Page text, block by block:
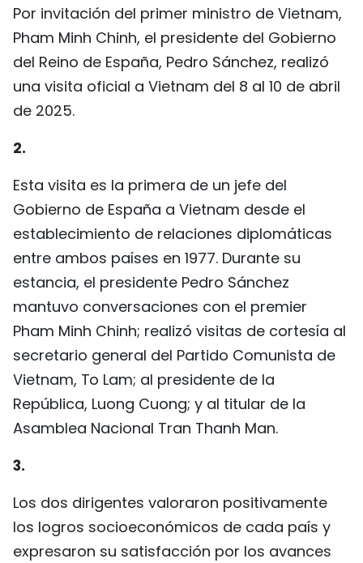
РУССКИЙ
Por invitación del primer ministro de Vietnam,
Pham Minh Chinh, el presidente del Gobierno
del Reino de España, Pedro Sánchez, realizó
una visita oficial a Vietnam del 8 al 10 de abril
de 2025.
2.
Esta visita es la primera de un jefe del
Gobierno de España a Vietnam desde el
establecimiento de relaciones diplomáticas
entre ambos países en 1977. Durante su
estancia, el presidente Pedro Sánchez
mantuvo conversaciones con el premier
Pham Minh Chinh; realizó visitas de cortesía al
secretario general del Partido Comunista de
Vietnam, To Lam; al presidente de la
República, Luong Cuong; y al titular de la
Asamblea Nacional Tran Thanh Man.
3.
Los dos dirigentes valoraron positivamente
los logros socioeconómicos de cada país y
expresaron su satisfacción por los avances